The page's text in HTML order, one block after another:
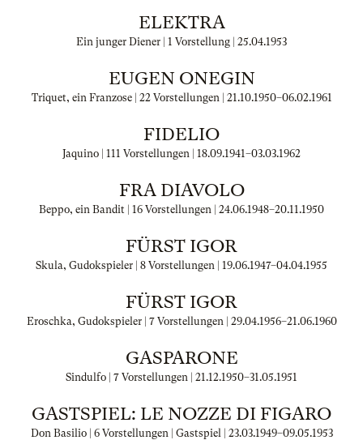
ELEKTRA
Ein junger Diener | 1 Vorstellung | 25.04.1953
EUGEN ONEGIN
Triquet, ein Franzose | 22 Vorstellungen | 21.10.1950–06.02.1961
FIDELIO
Jaquino | 111 Vorstellungen | 18.09.1941–03.03.1962
FRA DIAVOLO
Beppo, ein Bandit | 16 Vorstellungen | 24.06.1948–20.11.1950
FÜRST IGOR
Skula, Gudokspieler | 8 Vorstellungen | 19.06.1947–04.04.1955
FÜRST IGOR
Eroschka, Gudokspieler | 7 Vorstellungen | 29.04.1956–21.06.1960
GASPARONE
Sindulfo | 7 Vorstellungen | 21.12.1950–31.05.1951
GASTSPIEL: LE NOZZE DI FIGARO
Don Basilio | 6 Vorstellungen | Gastspiel | 23.03.1949–09.05.1953